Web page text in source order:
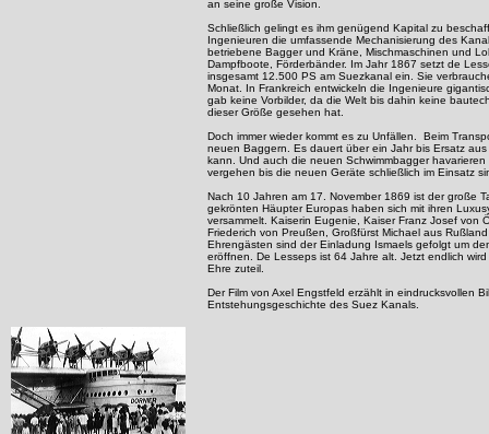
an seine große Vision.
Schließlich gelingt es ihm genügend Kapital zu
Ingenieuren die umfassende Mechanisierung des
betriebene Bagger und Kräne, Mischmaschinen und
Dampfboote, Förderbänder. Im Jahr 1867 setzt de
insgesamt 12.500 PS am Suezkanal ein. Sie
Monat. In Frankreich entwickeln die Ingenieure
gab keine Vorbilder, da die Welt bis dahin keine
dieser Größe gesehen hat.
Doch immer wieder kommt es zu Unfällen. Beim
neuen Baggern. Es dauert über ein Jahr bis Ersatz
kann. Und auch die neuen Schwimmbagger havarieren
vergehen bis die neuen Geräte schließlich im Einsatz
Nach 10 Jahren am 17. November 1869 ist der große
gekrönten Häupter Europas haben sich mit ihren
versammelt. Kaiserin Eugenie, Kaiser Franz Josef von
Friederich von Preußen, Großfürst Michael aus
Ehrengästen sind der Einladung Ismaels gefolgt um
eröffnen. De Lesseps ist 64 Jahre alt. Jetzt endlich
Ehre zuteil.
Der Film von Axel Engstfeld erzählt in eindrucksvollen
Entstehungsgeschichte des Suez Kanals.